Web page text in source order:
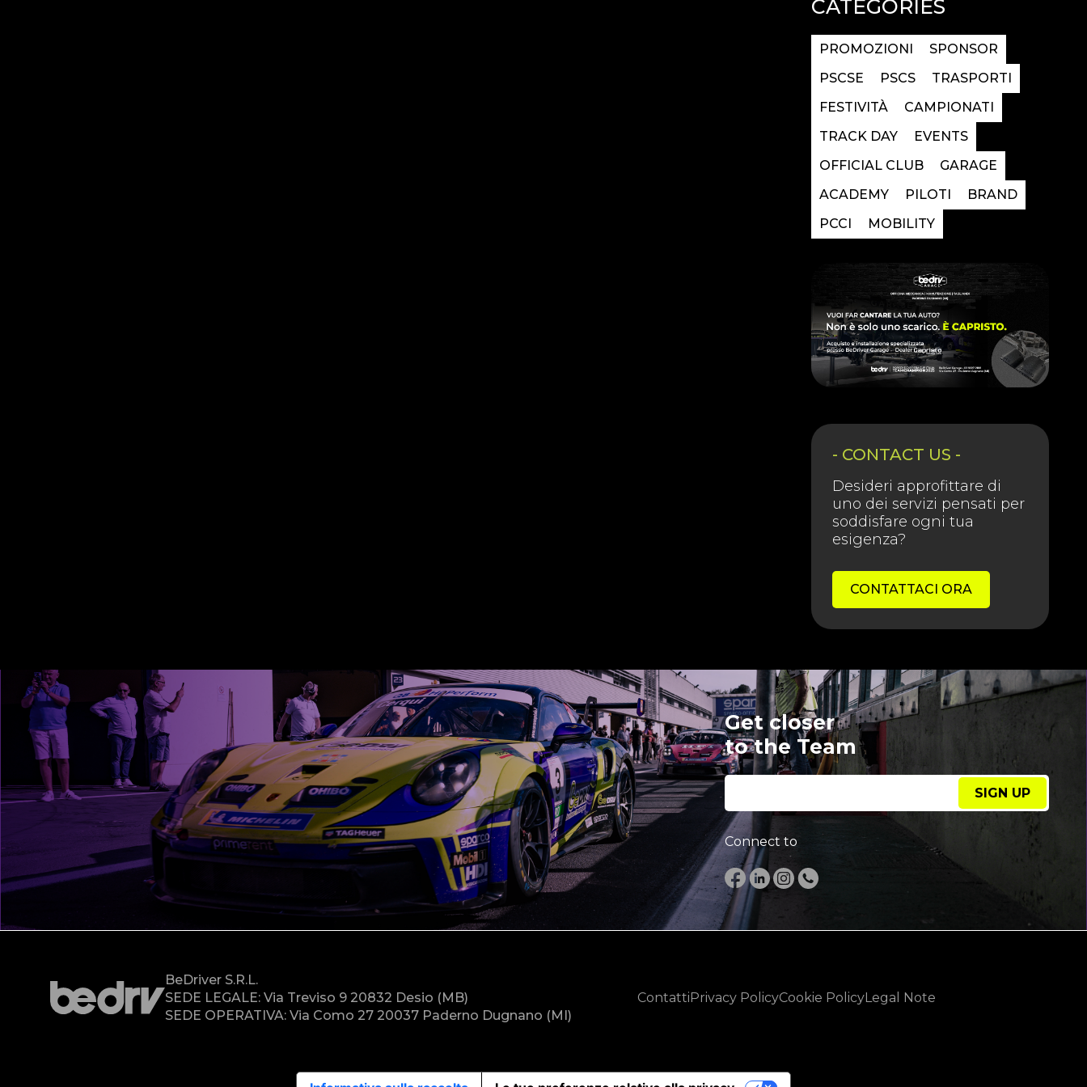
CATEGORIES
PROMOZIONI
SPONSOR
PSCSE
PSCS
TRASPORTI
FESTIVITÀ
CAMPIONATI
TRACK DAY
EVENTS
OFFICIAL CLUB
GARAGE
ACADEMY
PILOTI
BRAND
PCCI
MOBILITY
- CONTACT US -
Desideri approfittare di
uno dei servizi pensati per
soddisfare ogni tua
esigenza?
CONTATTACI ORA
Get closer
to the Team
SIGN UP
Connect to
BeDriver S.r.l.
SEDE LEGALE: Via Treviso 9 20832 Desio (MB)
SEDE OPERATIVA: Via Como 27 20037 Paderno Dugnano (MI)
ContattiPrivacy PolicyCookie PolicyLegal Note